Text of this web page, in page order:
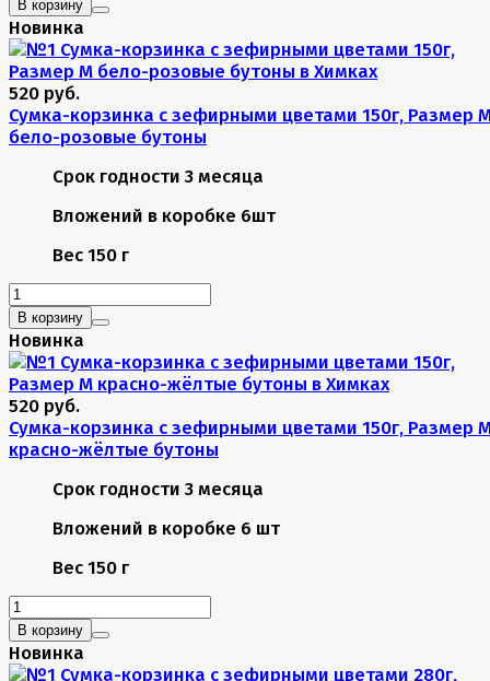
В корзину
Новинка
520 руб.
Сумка-корзинка с зефирными цветами 150г, Размер
бело-розовые бутоны
Срок годности 3 месяца
Вложений в коробке 6шт
Вес 150 г
В корзину
Новинка
520 руб.
Сумка-корзинка с зефирными цветами 150г, Размер
красно-жёлтые бутоны
Срок годности 3 месяца
Вложений в коробке 6 шт
Вес 150 г
В корзину
Новинка